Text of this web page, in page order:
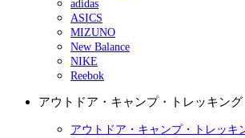
adidas
ASICS
MIZUNO
New Balance
NIKE
Reebok
アウトドア・キャンプ・トレッキング
アウトドア・キャンプ・トレッキ